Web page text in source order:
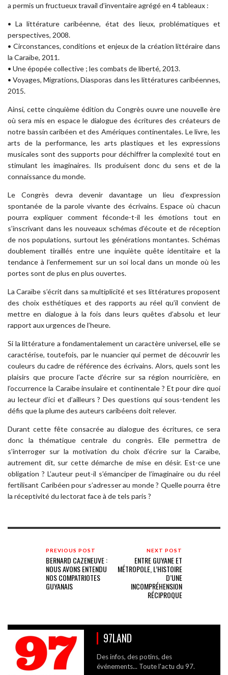
a permis un fructueux travail d’inventaire agrégé en 4 tableaux :
• La littérature caribéenne, état des lieux, problématiques et
perspectives, 2008.
• Circonstances, conditions et enjeux de la création littéraire dans
la Caraïbe, 2011.
• Une épopée collective ; les combats de liberté, 2013.
• Voyages, Migrations, Diasporas dans les littératures caribéennes,
2015.
Ainsi, cette cinquième édition du Congrès ouvre une nouvelle ère
où sera mis en espace le dialogue des écritures des créateurs de
notre bassin caribéen et des Amériques continentales. Le livre, les
arts de la performance, les arts plastiques et les expressions
musicales sont des supports pour déchiffrer la complexité tout en
stimulant les imaginaires. Ils produisent donc du sens et de la
connaissance du monde.
Le Congrès devra devenir davantage un lieu d’expression
spontanée de la parole vivante des écrivains. Espace où chacun
pourra expliquer comment féconde-t-il les émotions tout en
s’inscrivant dans les nouveaux schémas d’écoute et de réception
de nos populations, surtout les générations montantes. Schémas
doublement tiraillés entre une inquiète quête identitaire et la
tendance à l’enfermement sur un soi local dans un monde où les
portes sont de plus en plus ouvertes.
La Caraïbe s’écrit dans sa multiplicité et ses littératures proposent
des choix esthétiques et des rapports au réel qu’il convient de
mettre en dialogue à la fois dans leurs quêtes d’absolu et leur
rapport aux urgences de l’heure.
Si la littérature a fondamentalement un caractère universel, elle se
caractérise, toutefois, par le nuancier qui permet de découvrir les
couleurs du cadre de référence des écrivains. Alors, quels sont les
plaisirs que procure l’acte d’écrire sur sa région nourricière, en
l’occurrence la Caraïbe insulaire et continentale ? Et pour dire quoi
au lecteur d’ici et d’ailleurs ? Des questions qui sous-tendent les
défis que la plume des auteurs caribéens doit relever.
Durant cette fête consacrée au dialogue des écritures, ce sera
donc la thématique centrale du congrès. Elle permettra de
s’interroger sur la motivation du choix d’écrire sur la Caraïbe,
autrement dit, sur cette démarche de mise en désir. Est-ce une
obligation ? L’auteur peut-il s’émanciper de l’imaginaire ou du réel
fertilisant Caribéen pour s’adresser au monde ? Quelle pourra être
la réceptivité du lectorat face à de tels paris ?
PREVIOUS POST
BERNARD CAZENEUVE :
NOUS AVONS ENTENDU
NOS COMPATRIOTES
GUYANAIS
NEXT POST
ENTRE GUYANE ET
MÉTROPOLE, L’HISTOIRE
D’UNE
INCOMPRÉHENSION
RÉCIPROQUE
97LAND
Des infos, des potins, des
événements... Toute l'actu du 97.